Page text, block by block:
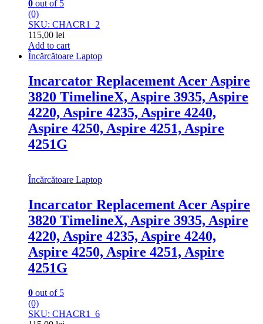
0 out of 5
(0)
SKU: CHACR1_2
115,00 lei
Add to cart
Încărcătoare Laptop
Incarcator Replacement Acer Aspire
3820 TimelineX, Aspire 3935, Aspire
4220, Aspire 4235, Aspire 4240,
Aspire 4250, Aspire 4251, Aspire
4251G
Încărcătoare Laptop
Incarcator Replacement Acer Aspire
3820 TimelineX, Aspire 3935, Aspire
4220, Aspire 4235, Aspire 4240,
Aspire 4250, Aspire 4251, Aspire
4251G
0 out of 5
(0)
SKU: CHACR1_6